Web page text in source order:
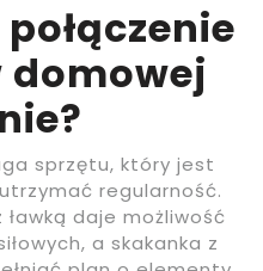
domowej
sprzętu, który jest
regularność.
daje możliwość
a skakanka z